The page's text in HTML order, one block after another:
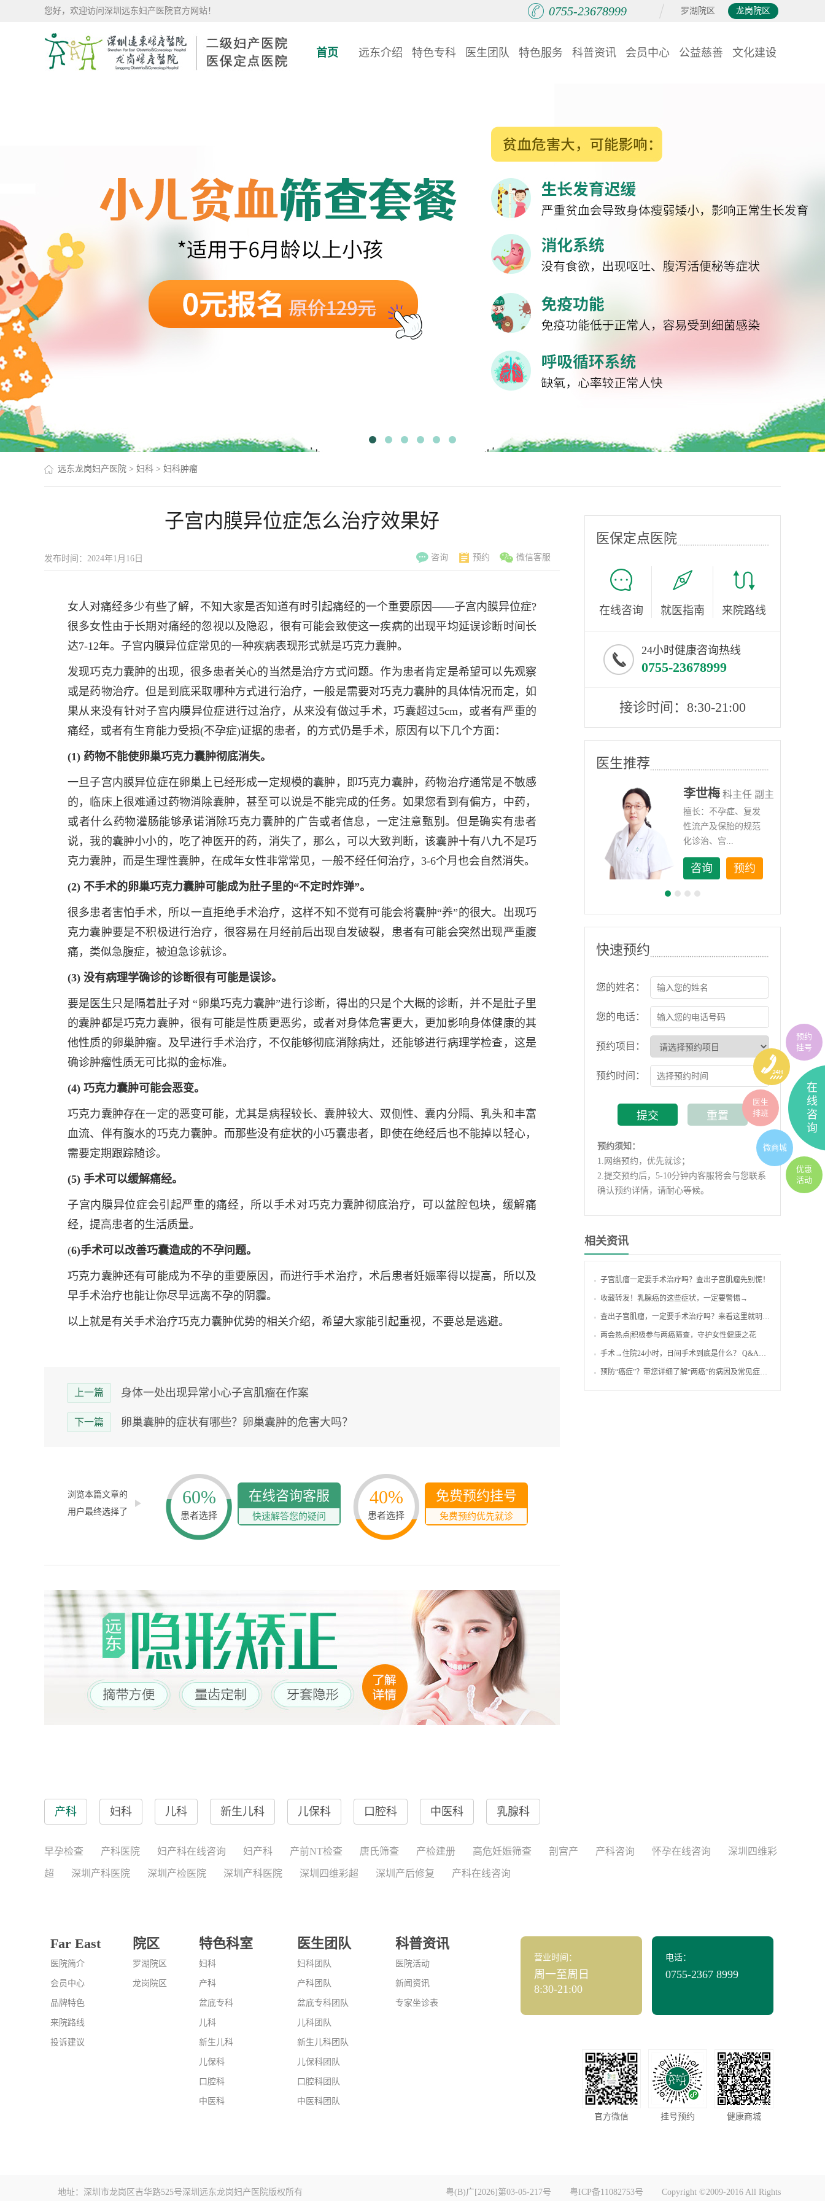
您好，欢迎访问深圳远东妇产医院官方网站！ 罗湖院区 龙岗院区
0755-23678999
首页 远东介绍 特色专科 医生团队 特色服务 科普资讯 会员中心 公益慈善 文化建设
远东龙岗妇产医院 > 妇科 > 妇科肿瘤
子宫内膜异位症怎么治疗效果好
发布时间：2024年1月16日 咨询 预约 微信客服
女人对痛经多少有些了解，不知大家是否知道有时引起痛经的一个重要原因——子宫内膜异位症?
很多女性由于长期对痛经的忽视以及隐忍，很有可能会致使这一疾病的出现平均延误诊断时间长
达7-12年。子宫内膜异位症常见的一种疾病表现形式就是巧克力囊肿。
发现巧克力囊肿的出现，很多患者关心的当然是治疗方式问题。作为患者肯定是希望可以先观察
或是药物治疗。但是到底采取哪种方式进行治疗，一般是需要对巧克力囊肿的具体情况而定，如
果从来没有针对子宫内膜异位症进行过治疗，从来没有做过手术，巧囊超过5cm，或者有严重的
痛经，或者有生育能力受损(不孕症)证据的患者，的方式仍是手术，原因有以下几个方面：
(1) 药物不能使卵巢巧克力囊肿彻底消失。
一旦子宫内膜异位症在卵巢上已经形成一定规模的囊肿，即巧克力囊肿，药物治疗通常是不敏感
的，临床上很难通过药物消除囊肿，甚至可以说是不能完成的任务。如果您看到有偏方，中药，
或者什么药物灌肠能够承诺消除巧克力囊肿的广告或者信息，一定注意甄别。但是确实有患者
说，我的囊肿小小的，吃了神医开的药，消失了，那么，可以大致判断，该囊肿十有八九不是巧
克力囊肿，而是生理性囊肿，在成年女性非常常见，一般不经任何治疗，3-6个月也会自然消失。
(2) 不手术的卵巢巧克力囊肿可能成为肚子里的“不定时炸弹”。
很多患者害怕手术，所以一直拒绝手术治疗，这样不知不觉有可能会将囊肿“养”的很大。出现巧
克力囊肿要是不积极进行治疗，很容易在月经前后出现自发破裂，患者有可能会突然出现严重腹
痛，类似急腹症，被迫急诊就诊。
(3) 没有病理学确诊的诊断很有可能是误诊。
要是医生只是隔着肚子对 “卵巢巧克力囊肿”进行诊断，得出的只是个大概的诊断，并不是肚子里
的囊肿都是巧克力囊肿，很有可能是性质更恶劣，或者对身体危害更大，更加影响身体健康的其
他性质的卵巢肿瘤。及早进行手术治疗，不仅能够彻底消除病灶，还能够进行病理学检查，这是
确诊肿瘤性质无可比拟的金标准。
(4) 巧克力囊肿可能会恶变。
巧克力囊肿存在一定的恶变可能，尤其是病程较长、囊肿较大、双侧性、囊内分隔、乳头和丰富
血流、伴有腹水的巧克力囊肿。而那些没有症状的小巧囊患者，即使在绝经后也不能掉以轻心，
需要定期跟踪随诊。
(5) 手术可以缓解痛经。
子宫内膜异位症会引起严重的痛经，所以手术对巧克力囊肿彻底治疗，可以盆腔包块，缓解痛
经，提高患者的生活质量。
(6)手术可以改善巧囊造成的不孕问题。
巧克力囊肿还有可能成为不孕的重要原因，而进行手术治疗，术后患者妊娠率得以提高，所以及
早手术治疗也能让你尽早远离不孕的阴霾。
以上就是有关手术治疗巧克力囊肿优势的相关介绍，希望大家能引起重视，不要总是逃避。
上一篇 身体一处出现异常小心子宫肌瘤在作案
下一篇 卵巢囊肿的症状有哪些？卵巢囊肿的危害大吗？
浏览本篇文章的
用户最终选择了
60%
患者选择
在线咨询客服
快速解答您的疑问
40%
患者选择
免费预约挂号
免费预约优先就诊
医保定点医院
在线咨询 就医指南 来院路线
24小时健康咨询热线
0755-23678999
接诊时间：8:30-21:00
医生推荐
李翠玲
多发病的诊治，如顽
固性阴道炎...
咨询
李世梅 科主任 副主
任医师
擅长：不孕症、复发
性流产及保胎的规范
化诊治、宫...
咨询 预约
快速预约
您的姓名：
您的电话：
预约项目：
预约时间：
预约须知：
1. 网络预约，优先就诊；
2.提交预约后，5-10分钟内客服将会与您联系
确认预约详情，请耐心等候。
相关资讯
子宫肌瘤一定要手术治疗吗？查出子宫肌瘤先别慌！
收藏转发！乳腺癌的这些症状，一定要警惕→
查出子宫肌瘤，一定要手术治疗吗？来看这里就明白了！
两会热点|积极参与两癌筛查，守护女性健康之花
手术→住院24小时，日间手术到底是什么？ Q&A来啦！
预防“癌症”？带您详细了解“两癌”的病因及常见症状表现！
产科 妇科 儿科 新生儿科 儿保科 口腔科 中医科 乳腺科
早孕检查 产科医院 妇产科在线咨询 妇产科 产前NT检查 唐氏筛查 产检建册 高危妊娠筛查 剖宫产 产科咨询 怀孕在线咨询 深圳四维彩
超 深圳产科医院 深圳产检医院 深圳产科医院 深圳四维彩超 深圳产后修复 产科在线咨询
Far East
医院简介
会员中心
品牌特色
来院路线
投诉建议
院区
罗湖院区
龙岗院区
特色科室
妇科
产科
盆底专科
儿科
新生儿科
儿保科
口腔科
中医科
医生团队
妇科团队
产科团队
盆底专科团队
儿科团队
新生儿科团队
儿保科团队
口腔科团队
中医科团队
科普资讯
医院活动
新闻资讯
专家坐诊表
营业时间：
周一至周日
8:30-21:00
电话：
0755-2367 8999
官方微信 挂号预约 健康商城
地址：深圳市龙岗区吉华路525号深圳远东龙岗妇产医院版权所有 粤(B)广[2026]第03-05-217号 粤ICP备11082753号 Copyright ©2009-2016 All Rights
在
线
咨
询
预约
挂号
医生
排班
微商城
优惠
活动